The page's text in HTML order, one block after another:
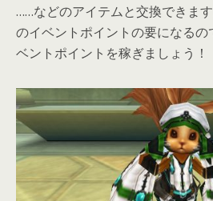
……などのアイテムと交換できま
のイベントポイントの要になるの
ベントポイントを稼ぎましょう！